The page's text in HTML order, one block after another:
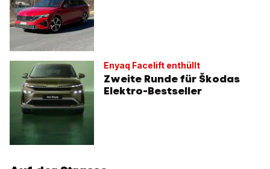
Enyaq Facelift enthüllt
Zweite Runde für Škodas
Elektro-Bestseller